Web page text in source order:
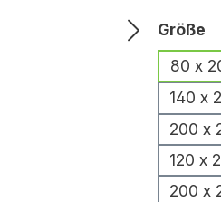
Größe
80 x
140 x
200 x
120 x
200 x